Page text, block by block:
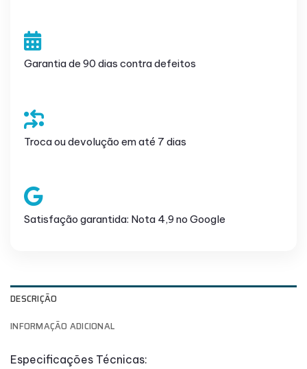
Garantia de 90 dias contra defeitos
Troca ou devolução em até 7 dias
Satisfação garantida: Nota 4,9 no Google
DESCRIÇÃO
INFORMAÇÃO ADICIONAL
Especificações Técnicas: